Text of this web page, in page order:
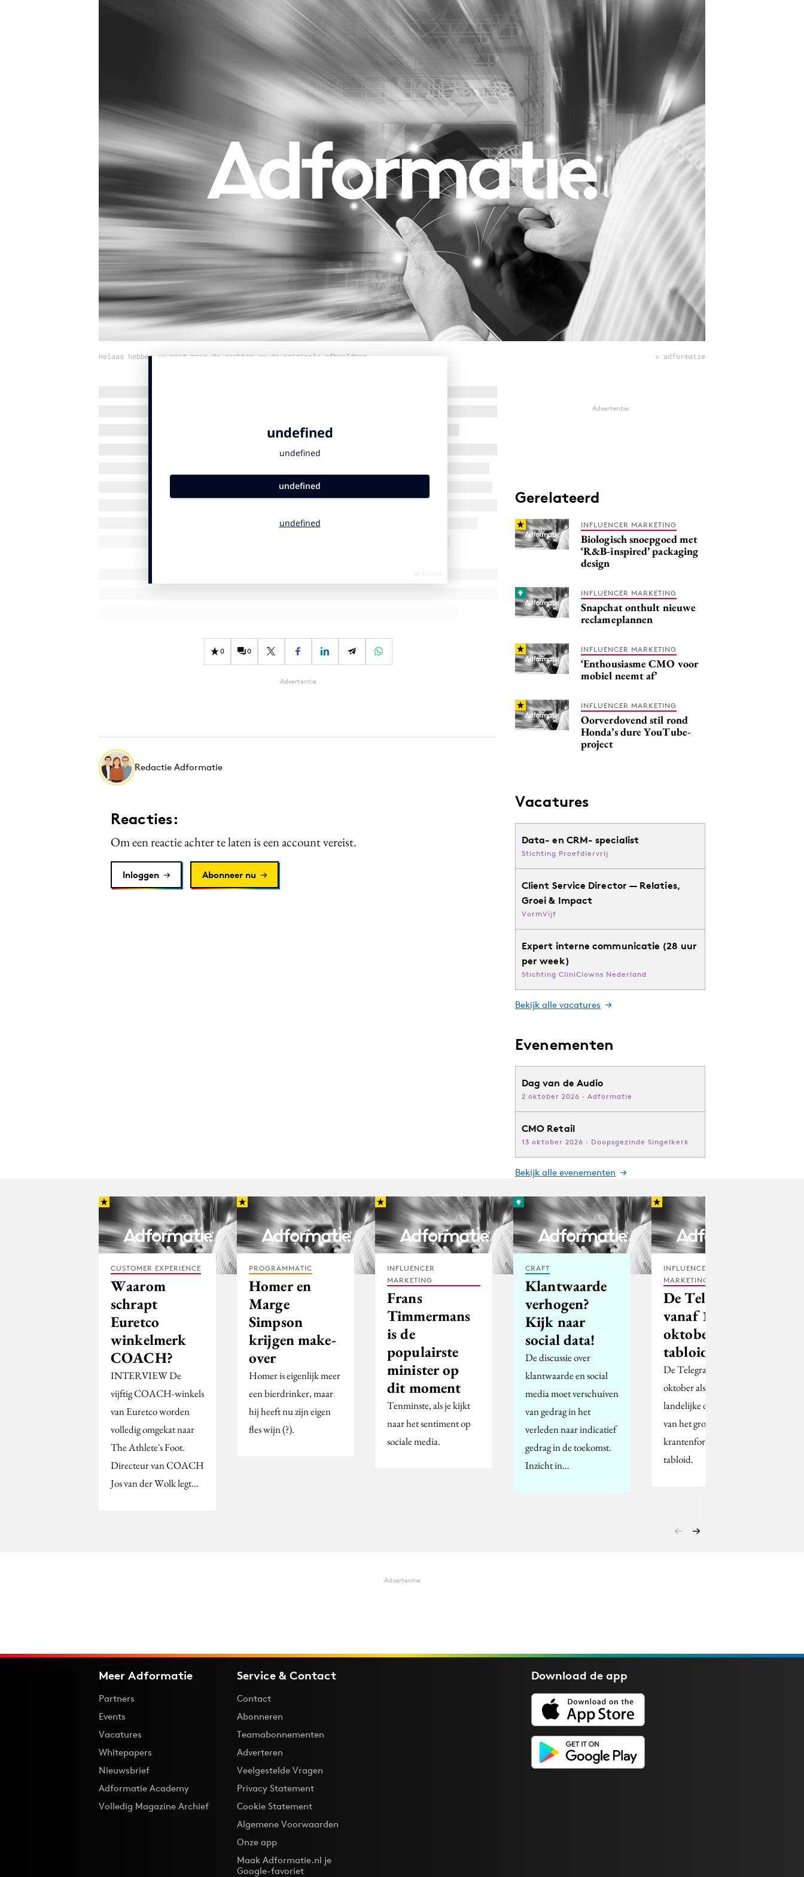
Influencer marketing
Interne communicatie
Purpose Marketing
Reputatie & crisis
Helaas hebben we niet meer de rechten op de originele afbeelding © adformatie
0 0
Advertentie
Redactie Adformatie
Reacties:
Om een reactie achter te laten is een account vereist.
Inloggen Abonneer nu
Advertentie
Gerelateerd
INFLUENCER MARKETING
Biologisch snoepgoed met
‘R&B-inspired’ packaging
design
INFLUENCER MARKETING
Snapchat onthult nieuwe
reclameplannen
INFLUENCER MARKETING
‘Enthousiasme CMO voor
mobiel neemt af’
INFLUENCER MARKETING
Oorverdovend stil rond
Honda’s dure YouTube-
project
Vacatures
Data- en CRM- specialist
Stichting Proefdiervrij
Client Service Director — Relaties,
Groei & Impact
VormVijf
Expert interne communicatie (28 uur
per week)
Stichting CliniClowns Nederland
Bekijk alle vacatures
Evenementen
Dag van de Audio
2 oktober 2026 · Adformatie
CMO Retail
13 oktober 2026 · Doopsgezinde Singelkerk
Bekijk alle evenementen
CUSTOMER EXPERIENCE
Waarom
schrapt
Euretco
winkelmerk
COACH?
INTERVIEW De
vijftig COACH-winkels
van Euretco worden
volledig omgekat naar
The Athlete's Foot.
Directeur van COACH
Jos van der Wolk legt…
PROGRAMMATIC
Homer en
Marge
Simpson
krijgen make-
over
Homer is eigenlijk meer
een bierdrinker, maar
hij heeft nu zijn eigen
fles wijn (?).
INFLUENCER
MARKETING
Frans
Timmermans
is de
populairste
minister op
dit moment
Tenminste, als je kijkt
naar het sentiment op
sociale media.
CRAFT
Klantwaarde
verhogen?
Kijk naar
social data!
De discussie over
klantwaarde en social
media moet verschuiven
van gedrag in het
verleden naar indicatief
gedrag in de toekomst.
Inzicht in…
INFLUENCER
MARKETING
De Telegraaf
vanaf 10
oktober op
tabloid
De Telegraaf stapt in
oktober als laatste
landelijke dagblad over
van het grote
krantenformaat naar
tabloid.
Advertentie
Meer Adformatie
Partners
Events
Vacatures
Whitepapers
Nieuwsbrief
Adformatie Academy
Volledig Magazine Archief
Service & Contact
Contact
Abonneren
Teamabonnementen
Adverteren
Veelgestelde Vragen
Privacy Statement
Cookie Statement
Algemene Voorwaarden
Onze app
Maak Adformatie.nl je
Google-favoriet
Download deapp